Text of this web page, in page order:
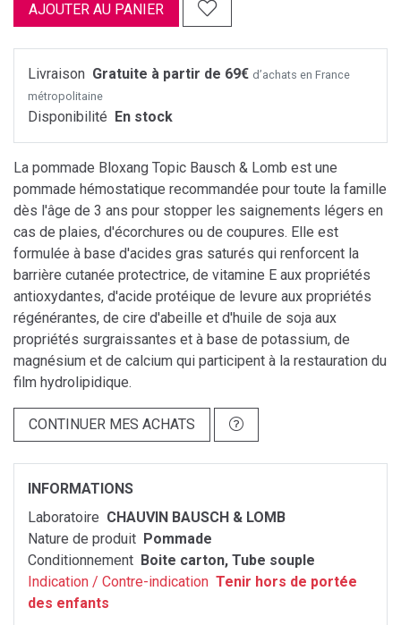
AJOUTER AU PANIER
Livraison Gratuite à partir de 69€ d’achats en France
métropolitaine
Disponibilité En stock
La pommade Bloxang Topic Bausch & Lomb est une
pommade hémostatique recommandée pour toute la famille
dès l'âge de 3 ans pour stopper les saignements légers en
cas de plaies, d'écorchures ou de coupures. Elle est
formulée à base d'acides gras saturés qui renforcent la
barrière cutanée protectrice, de vitamine E aux propriétés
antioxydantes, d'acide protéique de levure aux propriétés
régénérantes, de cire d'abeille et d'huile de soja aux
propriétés surgraissantes et à base de potassium, de
magnésium et de calcium qui participent à la restauration du
film hydrolipidique.
CONTINUER MES ACHATS
INFORMATIONS
Laboratoire CHAUVIN BAUSCH & LOMB
Nature de produit Pommade
Conditionnement Boite carton, Tube souple
Indication / Contre-indication Tenir hors de portée
des enfants